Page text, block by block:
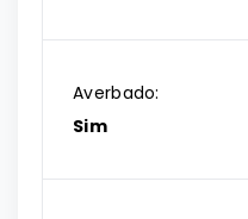
Averbado:
Sim